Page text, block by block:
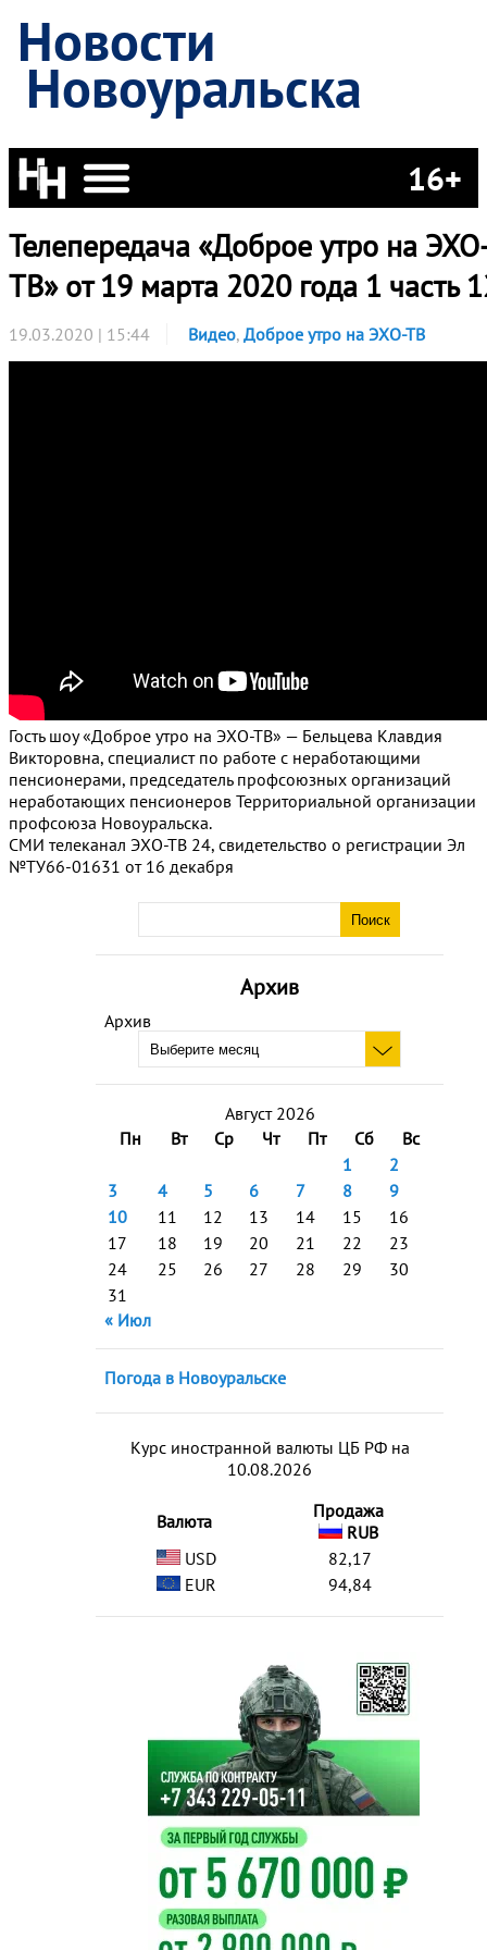
Новости
Новоуральска
16+
Архив
Архив
Август 2026
Пн
Вт Ср Чт Пт Сб
Вс
1
2
3
4 5 6 7 8
9
10
11 12 13 14 15
16
17
18 19 20 21 22
23
24
25 26 27 28 29
30
31
« Июл
Погода в Новоуральске
Курс иностранной валюты ЦБ РФ на
10.08.2026
Валюта
Продажа
RUB
USD
82,17
EUR
94,84
Телепередача «Доброе утро на
ТВ» от 19 марта 2020 года 1 часть
19.03.2020 | 15:44 Видео, Доброе утро на ЭХО-ТВ
Гость шоу «Доброе утро на ЭХО-ТВ» — Бельцева Клавдия
Викторовна, специалист по работе с неработающими
пенсионерами, председатель профсоюзных организаций
неработающих пенсионеров Территориальной организации
профсоюза Новоуральска.
СМИ телеканал ЭХО-ТВ 24, свидетельство о регистрации Эл
№ТУ66-01631 от 16 декабря